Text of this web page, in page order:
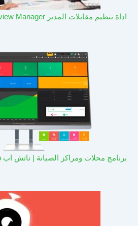
اداة تنظيم مقابلات المدير Interview Manager
برنامج محلات ومراكز الصيانة | تاتش اب TouchUp